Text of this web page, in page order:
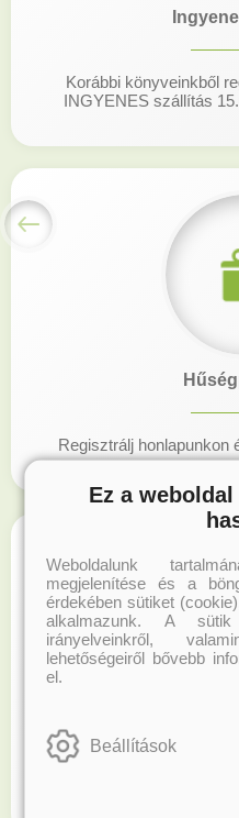
Korábbi könyveinkből
INGYENES szállítás
Regisztrálj honlapunkon
Értesülj elsőként
Ez a
Weboldalunk
megjelenítése és a
érdekében sütiket
alkalmazunk. A sütik
irányelveinkről,
lehetőségeiről bővebb
el.
Beállítások